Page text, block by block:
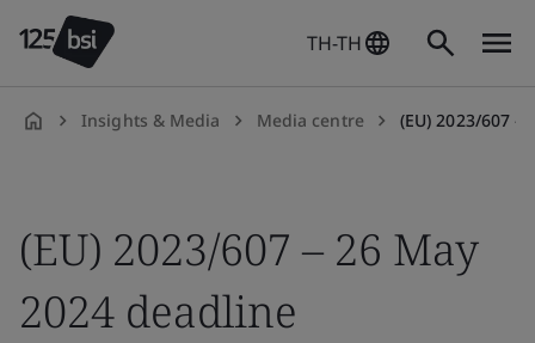
TH-TH
Insights & Media Media centre (EU) 2023/607
(EU) 2023/607 – 26 May
2024 deadline